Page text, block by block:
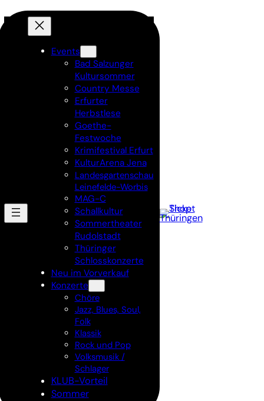
Events
Bad Salzunger
Kultursommer
Country Messe
Erfurter
Herbstlese
Goethe-
Festwoche
Krimifestival Erfurt
KulturArena Jena
Landesgartenschau
Leinefelde-Worbis
MAG-C
Schallkultur
Sommertheater
Rudolstadt
Thüringer
Schlosskonzerte
Neu im Vorverkauf
Konzerte
Chöre
Jazz, Blues, Soul,
Folk
Klassik
Rock und Pop
Volksmusik /
Schlager
KLUB-Vorteil
Sommer